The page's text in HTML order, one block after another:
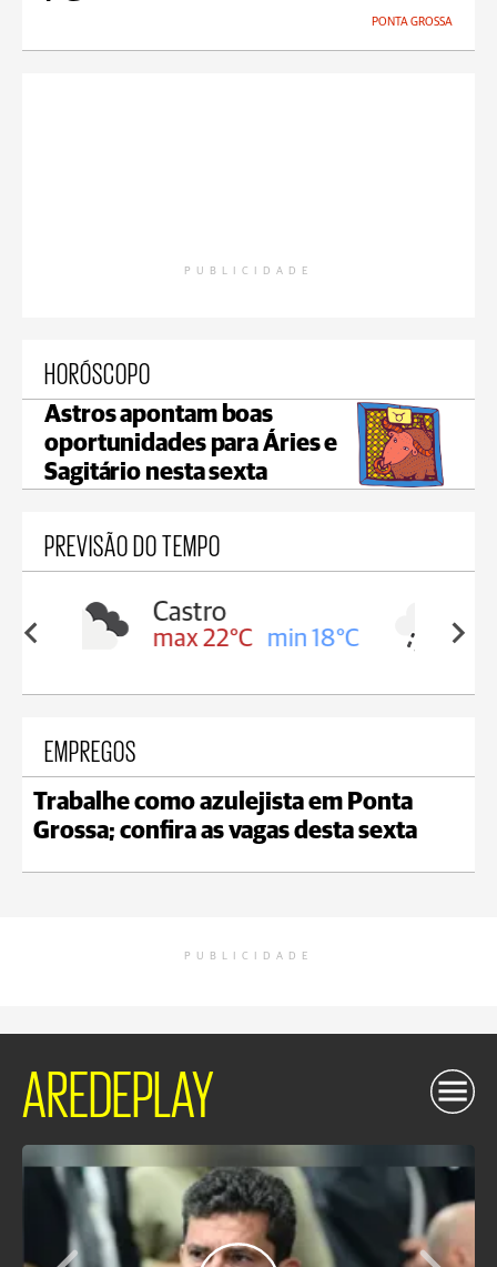
PONTA GROSSA
PUBLICIDADE
HORÓSCOPO
Astros apontam boas
oportunidades para Áries e
Sagitário nesta sexta
PREVISÃO DO TEMPO
18°C
Carambeí
max 21°C min 18°C
EMPREGOS
Trabalhe como azulejista em Ponta
Grossa; confira as vagas desta sexta
PUBLICIDADE
AREDEPLAY